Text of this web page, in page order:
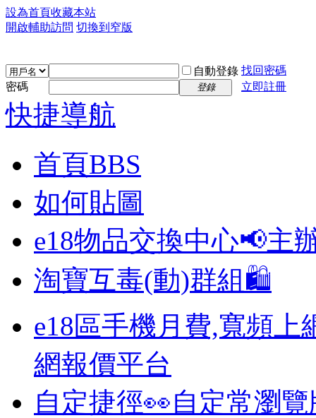
設為首頁收藏本站
開啟輔助訪問 切換到窄版
自動登錄 找回密碼
密碼
登錄 立即註冊
快捷導航
首頁BBS
如何貼圖
e18物品交換中心📢主
淘寶互毒(動)群組🛍️
e18區手機月費,寬頻上
網報價平台
自定捷徑👀自定常瀏